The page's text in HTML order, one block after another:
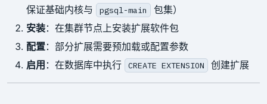
保证基础内核与
pgsql-main
包集）
安装：在集群节点上安装扩展软件包
配置：部分扩展需要预加载或配置参数
启用 ：在数据库中执行 CREATE EXTENSION 创建扩展